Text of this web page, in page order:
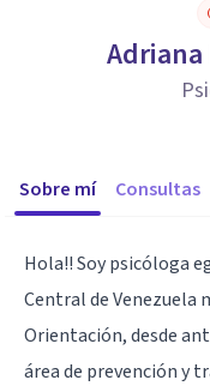
Sobre mí Consultas
Hola!! Soy psicóloga
Central de Venezuela
Orientación, desde
área de prevención y